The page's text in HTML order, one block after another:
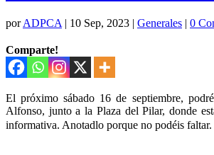
porADPCA | 10 Sep, 2023 | Generales | 0
Comparte!
El próximo sábado 16 de septiembre,
Alfonso, junto a la Plaza del Pilar, donde
informativa. Anotadlo porque no podéis faltar.